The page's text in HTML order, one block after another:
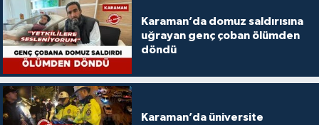
Karaman’da domuz saldırısına
uğrayan genç çoban ölümden
döndü
Karaman’da üniversite